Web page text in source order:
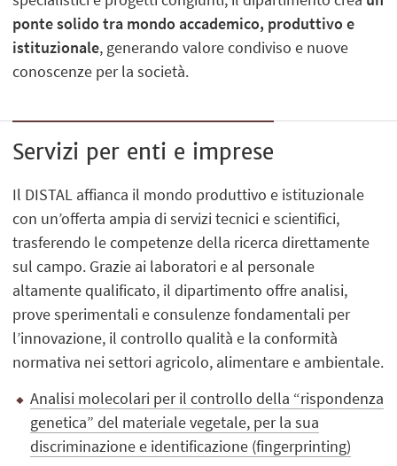
ponte solido tra mondo accademico, produttivo e
istituzionale, generando valore condiviso e nuove
conoscenze per la società.
Servizi per enti e imprese
Il DISTAL affianca il mondo produttivo e istituzionale
con un’offerta ampia di servizi tecnici e scientifici,
trasferendo le competenze della ricerca direttamente
sul campo. Grazie ai laboratori e al personale
altamente qualificato, il dipartimento offre analisi,
prove sperimentali e consulenze fondamentali per
l’innovazione, il controllo qualità e la conformità
normativa nei settori agricolo, alimentare e ambientale.
Analisi molecolari per il controllo della “rispondenza
genetica” del materiale vegetale, per la sua
discriminazione e identificazione (fingerprinting)